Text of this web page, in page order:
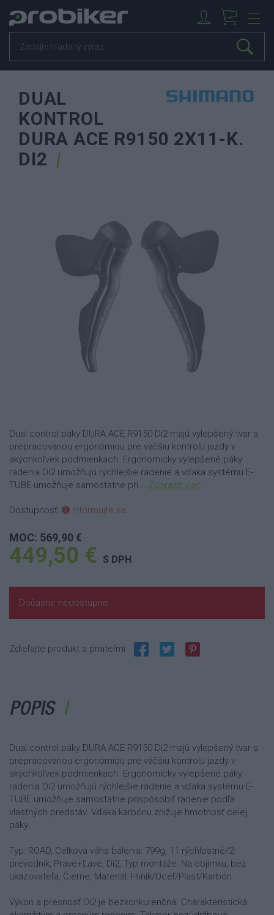
DUAL
KONTROL
DURA ACE R9150 2X11-K.
DI2
Dual control páky DURA ACE R9150 Di2 majú vylepšený tvar s
prepracovanou ergonómiou pre väčšiu kontrolu jazdy v
akýchkoľvek podmienkach. Ergonomicky vylepšené páky
radenia Di2 umožňujú rýchlejšie radenie a vďaka systému E-
TUBE umožňuje samostatne pri... Zobraziť viac
Dostupnosť: Informujte sa
MOC: 569,90 €
449,50 € S DPH
Dočasne nedostupné
Zdieľajte produkt s priateľmi:
POPIS
Dual control páky DURA ACE R9150 Di2 majú vylepšený tvar s
prepracovanou ergonómiou pre väčšiu kontrolu jazdy v
akýchkoľvek podmienkach. Ergonomicky vylepšené páky
radenia Di2 umožňujú rýchlejšie radenie a vďaka systému E-
TUBE umožňuje samostatne prispôsobiť radenie podľa
vlastných predstáv. Vďaka karbónu znižuje hmotnosť celej
páky.
Typ: ROAD, Celková váha balenia: 799g, 11 rýchlostné/2-
prevodník, Pravé+Ľavé, Di2, Typ montáže: Na objímku, bez
ukazovateľa, Čierne, Materiál: Hliník/Oceľ/Plast/Karbón
Výkon a presnosť Di2 je bezkonkurenčná. Charakteristická